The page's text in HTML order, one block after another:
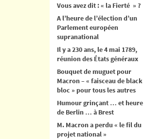
Vous avez dit : « la Fierté » ?
A l’heure de l’élection d’un
Parlement européen
supranational
Il y a 230 ans, le 4 mai 1789,
réunion des États généraux
Bouquet de muguet pour
Macron – « faisceau de black
bloc » pour tous les autres
Humour grinçant … et heure
de Berlin … à Brest
M. Macron a perdu « le fil du
projet national »